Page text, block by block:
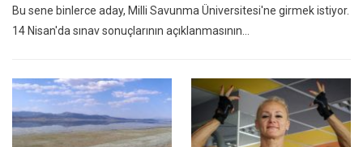
Bu sene binlerce aday, Milli Savunma Üniversitesi'ne girmek istiyor.
14 Nisan'da sınav sonuçlarının açıklanmasının…